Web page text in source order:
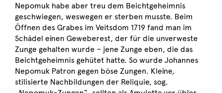
Nepomuk habe aber treu dem Beichtgeheimnis
geschwiegen, weswegen er sterben musste. Beim
Öffnen des Grabes im Veitsdom 1719 fand man im
Schädel einen Geweberest, der für die unverweste
Zunge gehalten wurde – jene Zunge eben, die das
Beichtgeheimnis gehütet hatte. So wurde Johannes
Nepomuk Patron gegen böse Zungen. Kleine,
stilisierte Nachbildungen der Reliquie, sog.